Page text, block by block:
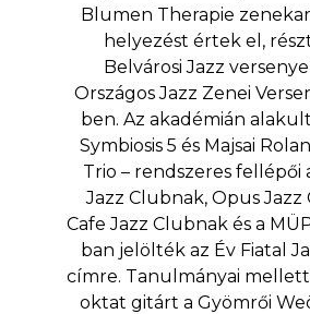
Blumen Therapie
helyezést értek el,
Belvárosi Jazz
Országos Jazz Zenei
ben. Az akadémián
Symbiosis 5 és Majsai
Trio – rendszeres fellépői
Jazz Clubnak, Opus Jazz
Cafe Jazz Clubnak és a
ban jelölték az Év Fiatal
címre. Tanulmányai
oktat gitárt a Gyömrői